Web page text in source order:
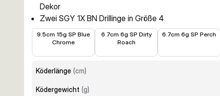
Dekor
Zwei SGY 1X BN Drillinge in Größe 4
9.5cm 15g SP Blue
Chrome
6.7cm 6g SP Dirty
Roach
6.7cm 6g SP Perch
Köderlänge (cm)
Ködergewicht (g)